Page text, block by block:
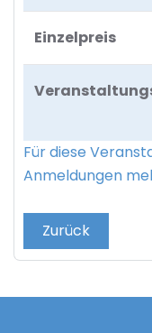
Einzelpreis
Für diese
Anmeldungen
Zurück